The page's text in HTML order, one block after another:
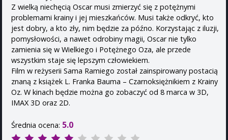
Z wielką niechęcią Oscar musi zmierzyć się z potężnymi
problemami krainy i jej mieszkańców. Musi także odkryć, kto
jest dobry, a kto zły, nim będzie za późno. Korzystając z iluzji,
pomysłowości, a nawet odrobiny magii, Oscar nie tylko
zamienia się w Wielkiego i Potężnego Oza, ale przede
wszystkim staje się lepszym człowiekiem.
Film w reżyserii Sama Ramiego został zainspirowany postacią
znaną z książek L. Franka Bauma – Czarnoksiężnikiem z Krainy
Oz. W kinach będzie można go zobaczyć od 8 marca w 3D,
IMAX 3D oraz 2D.
Średnia ocena: 5.0